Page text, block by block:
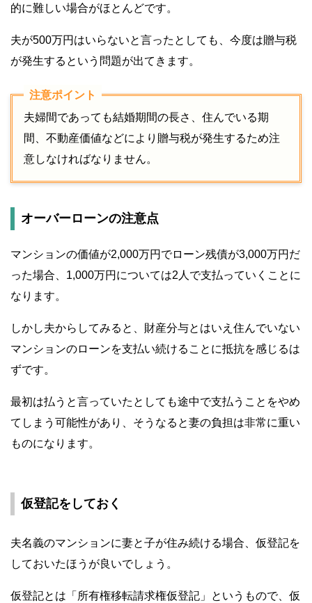
的に難しい場合がほとんどです。
夫が500万円はいらないと言ったとしても、今度は贈与税
が発生するという問題が出てきます。
夫婦間であっても結婚期間の長さ、住んでいる期
間、不動産価値などにより贈与税が発生するため注
意しなければなりません。
オーバーローンの注意点
マンションの価値が2,000万円でローン残債が3,000万円だ
った場合、1,000万円については2人で支払っていくことに
なります。
しかし夫からしてみると、財産分与とはいえ住んでいない
マンションのローンを支払い続けることに抵抗を感じるは
ずです。
最初は払うと言っていたとしても途中で支払うことをやめ
てしまう可能性があり、そうなると妻の負担は非常に重い
ものになります。
仮登記をしておく
夫名義のマンションに妻と子が住み続ける場合、仮登記を
しておいたほうが良いでしょう。
仮登記とは「所有権移転請求権仮登記」というもので、仮